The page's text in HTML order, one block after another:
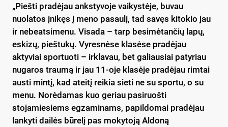
„Piešti pradėjau ankstyvoje vaikystėje, buvau
nuolatos įnikęs į meno pasaulį, tad savęs kitokio jau
ir nebeatsimenu. Visada – tarp besimėtančių lapų,
eskizų, pieštukų. Vyresnėse klasėse pradėjau
aktyviai sportuoti – irklavau, bet galiausiai patyriau
nugaros traumą ir jau 11-oje klasėje pradėjau rimtai
austi mintį, kad ateitį reikia sieti ne su sportu, o su
menu. Norėdamas kuo geriau pasiruošti
stojamiesiems egzaminams, papildomai pradėjau
lankyti dailės būrelį pas mokytoją Aldoną